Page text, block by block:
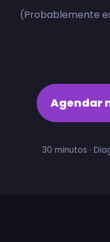
(Probablemente
Agendar
30 minutos ·